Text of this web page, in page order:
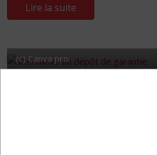
Lire la suite
(c) Canva pro